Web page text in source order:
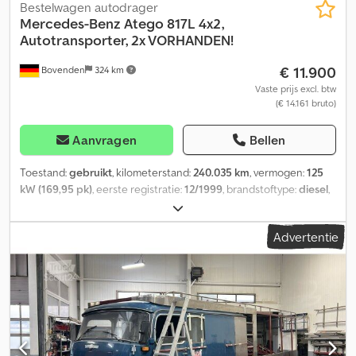
Bovenden 324 km
Bestelwagen autodrager
Mercedes-Benz Atego 817L 4x2,
Autotransporter, 2x VORHANDEN!
€ 11.900
Vaste prijs excl. btw
(€ 14.161 bruto)
Aanvragen Bellen
Toestand:gebruikt, kilometerstand:240.035 km, vermogen:125
kW (169,95 pk), eerste registratie:12/1999, brandstoftype:diesel,
, maximaal laadgewicht:
totaalgewicht:7.490 kg, bandenmaten:235/75R17.5,
, bestuurderscabine:
dagcabine, soort overbrenging:mechanisch, emissieklasse:
euro2, ophanging: staal-lucht , totale lengte:
breedte:2.650 mm, laadruimte lengte:5.700 mm,
laadruimtebreedte:2.320 mm, laadruimtehoogte:900 mm
Uitrusting:ABS, aanhangwagenkoppeling, cabine, laag
geluidsniveau, stoelverwarming, Voertuiglocatie: Bovenden,
Advertentie